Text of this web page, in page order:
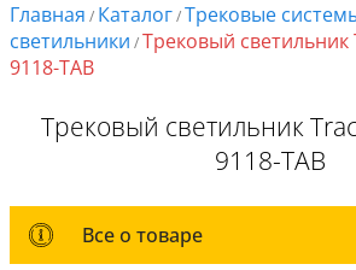
Главная / Каталог/Трековые
светильники /Трековый светильник
9118-TAB
Трековый светильник
9118-TAB
Все о товаре